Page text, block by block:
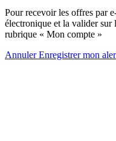
Pour recevoir les offres par
électronique et la valider sur
rubrique « Mon compte »
AnnulerEnregistrer mon